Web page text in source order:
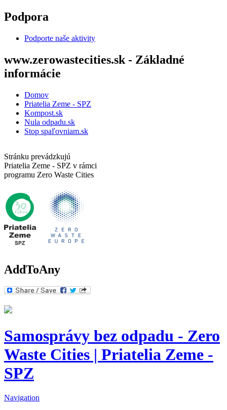
Skočiť na hlavný obsah
Podpora
Podporte naše aktivity
www.zerowastecities.sk - Základné
informácie
Domov
Priatelia Zeme - SPZ
Kompost.sk
Nula odpadu.sk
Stop spaľovniam.sk
Stránku prevádzkujú
Priatelia Zeme - SPZ v rámci
programu Zero Waste Cities
AddToAny
Samosprávy bez odpadu - Zero
Waste Cities | Priatelia Zeme -
SPZ
Navigation